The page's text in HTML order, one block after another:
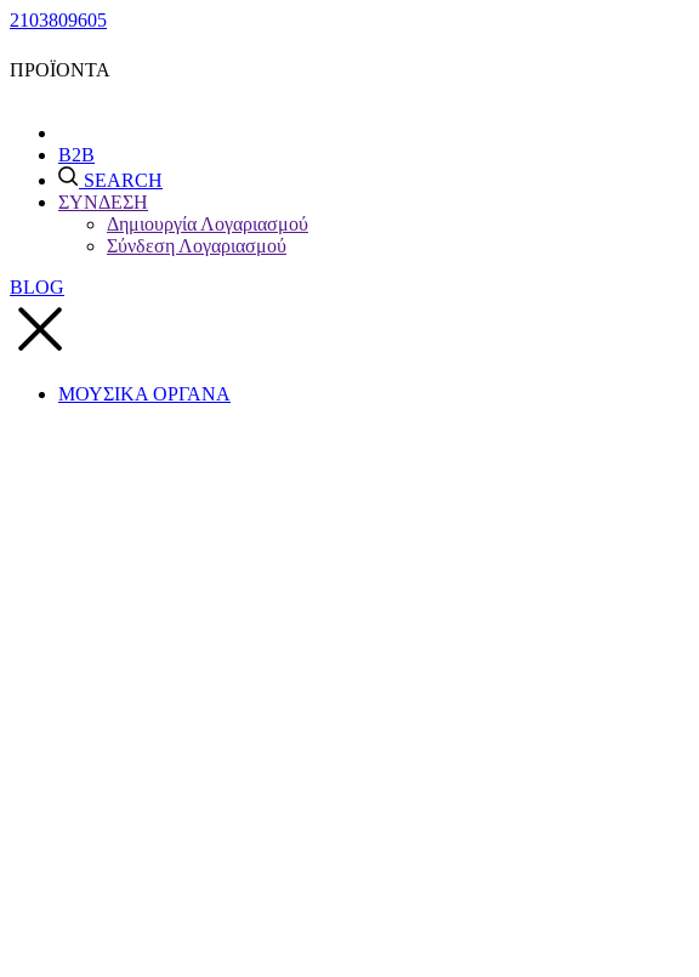
2103809605
ΠΡΟΪΟΝΤΑ
B2B
SEARCH
ΣΥΝΔΕΣΗ
Δημιουργία Λογαριασμού
Σύνδεση Λογαριασμού
BLOG
ΜΟΥΣΙΚΑ ΟΡΓΑΝΑ